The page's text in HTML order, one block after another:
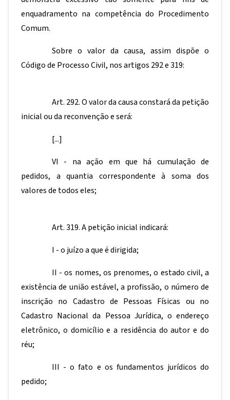
enquadramento na competência do Procedimento
Comum.
Sobre o valor da causa, assim dispõe o
Código de Processo Civil, nos artigos 292 e 319:
Art. 292. O valor da causa constará da petição
inicial ou da reconvenção e será:
[...]
VI - na ação em que há cumulação de
pedidos, a quantia correspondente à soma dos
valores de todos eles;
Art. 319. A petição inicial indicará:
I - o juízo a que é dirigida;
II - os nomes, os prenomes, o estado civil, a
existência de união estável, a profissão, o número de
inscrição no Cadastro de Pessoas Físicas ou no
Cadastro Nacional da Pessoa Jurídica, o endereço
eletrônico, o domicílio e a residência do autor e do
réu;
III - o fato e os fundamentos jurídicos do
pedido;